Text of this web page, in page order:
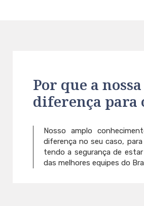
Por que a
diferença para
Nosso amplo
diferença no seu caso,
tendo a segurança de
das melhores equipes do